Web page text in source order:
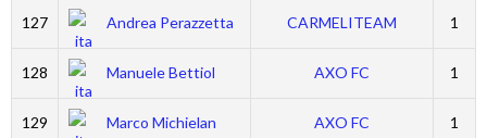
127 Andrea Perazzetta CARMELITEAM 1
128 Manuele Bettiol AXO FC 1
129 Marco Michielan AXO FC 1